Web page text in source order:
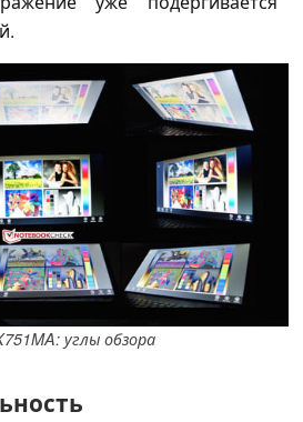
углы обзора